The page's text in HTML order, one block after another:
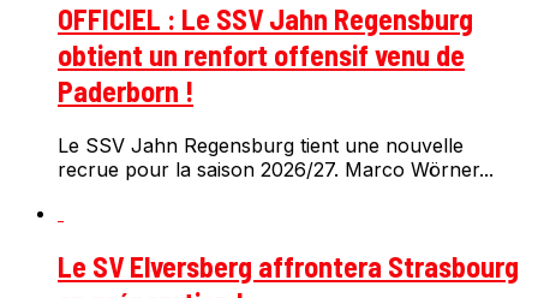
OFFICIEL : Le SSV Jahn Regensburg
obtient un renfort offensif venu de
Paderborn !
Le SSV Jahn Regensburg tient une nouvelle
recrue pour la saison 2026/27. Marco Wörner...
Le SV Elversberg affrontera Strasbourg